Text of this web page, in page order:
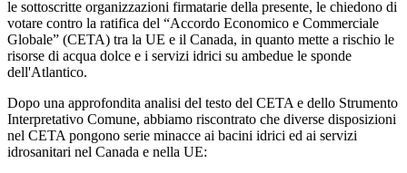
le sottoscritte organizzazioni firmatarie della presente, le chiedono di
votare contro la ratifica del “Accordo Economico e Commerciale
Globale” (CETA) tra la UE e il Canada, in quanto mette a rischio le
risorse di acqua dolce e i servizi idrici su ambedue le sponde
dell'Atlantico.
Dopo una approfondita analisi del testo del CETA e dello Strumento
Interpretativo Comune, abbiamo riscontrato che diverse disposizioni
nel CETA pongono serie minacce ai bacini idrici ed ai servizi
idrosanitari nel Canada e nella UE: